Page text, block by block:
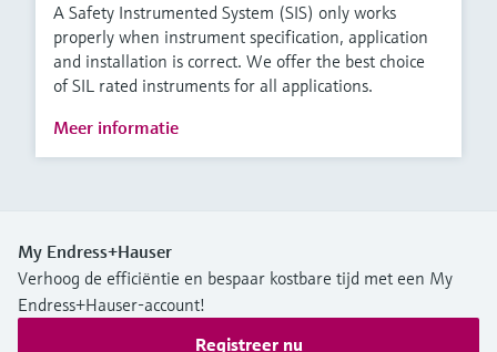
A Safety Instrumented System (SIS) only works
properly when instrument specification, application
and installation is correct. We offer the best choice
of SIL rated instruments for all applications.
Meer informatie
My Endress+Hauser
Verhoog de efficiëntie en bespaar kostbare tijd met een My
Endress+Hauser-account!
Registreer nu